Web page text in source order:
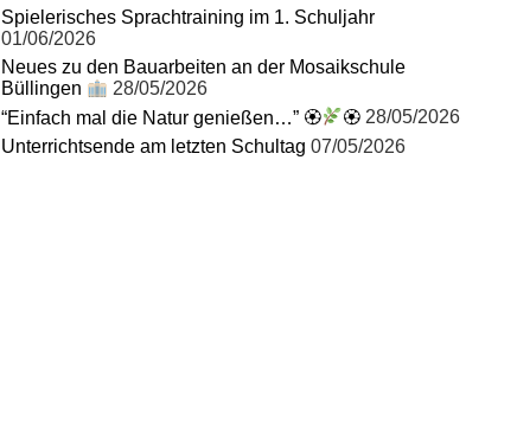
Spielerisches Sprachtraining im 1. Schuljahr
01/06/2026
Neues zu den Bauarbeiten an der Mosaikschule
Büllingen
28/05/2026
“Einfach mal die Natur genießen…” 🏵
🏵 28/05/2026
Unterrichtsende am letzten Schultag 07/05/2026